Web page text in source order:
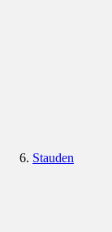
Stauden